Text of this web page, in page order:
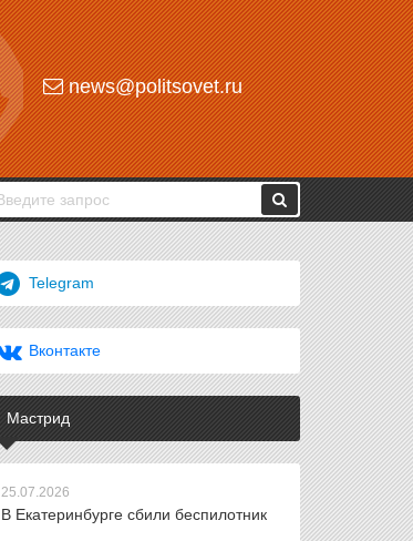
news@politsovet.ru
Telegram
Вконтакте
Мастрид
25.07.2026
В Екатеринбурге сбили беспилотник